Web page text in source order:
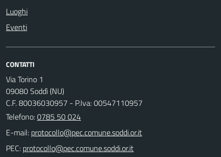
Luoghi
Eventi
CONTATTI
Via Torino 1
09080 Soddì (NU)
C.F. 80036030957 - P.Iva: 00547110957
Telefono:0785 50 024
E-mail:
PEC: